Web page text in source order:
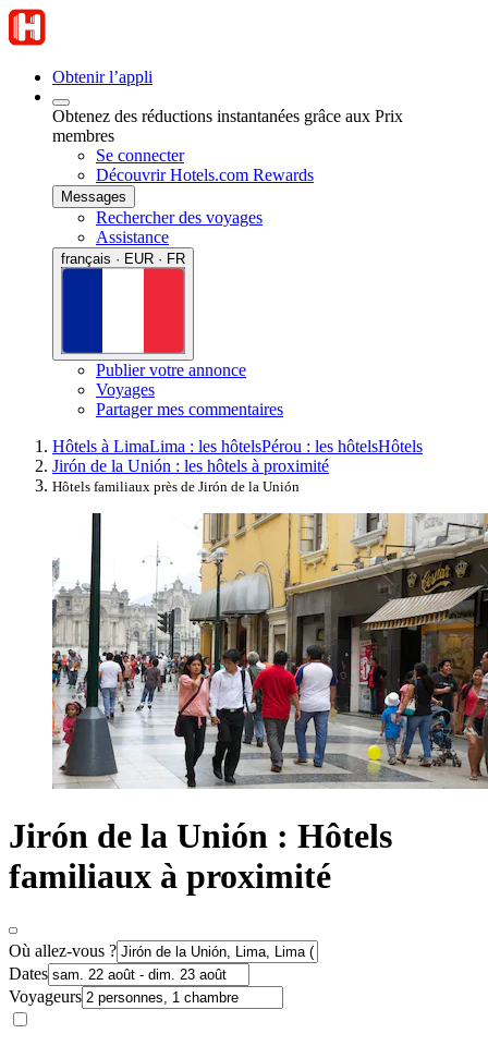
Obtenir l’appli
Obtenez des réductions instantanées grâce aux Prix
membres
Se connecter
Découvrir Hotels.com Rewards
Messages
Rechercher des voyages
Assistance
français · EUR · FR
Publier votre annonce
Voyages
Partager mes commentaires
Hôtels à LimaLima : les hôtelsPérou : les hôtelsHôtels
Jirón de la Unión : les hôtels à proximité
Hôtels familiaux près de Jirón de la Unión
Jirón de la Unión : Hôtels
familiaux à proximité
Où allez-vous ?
Dates
Voyageurs